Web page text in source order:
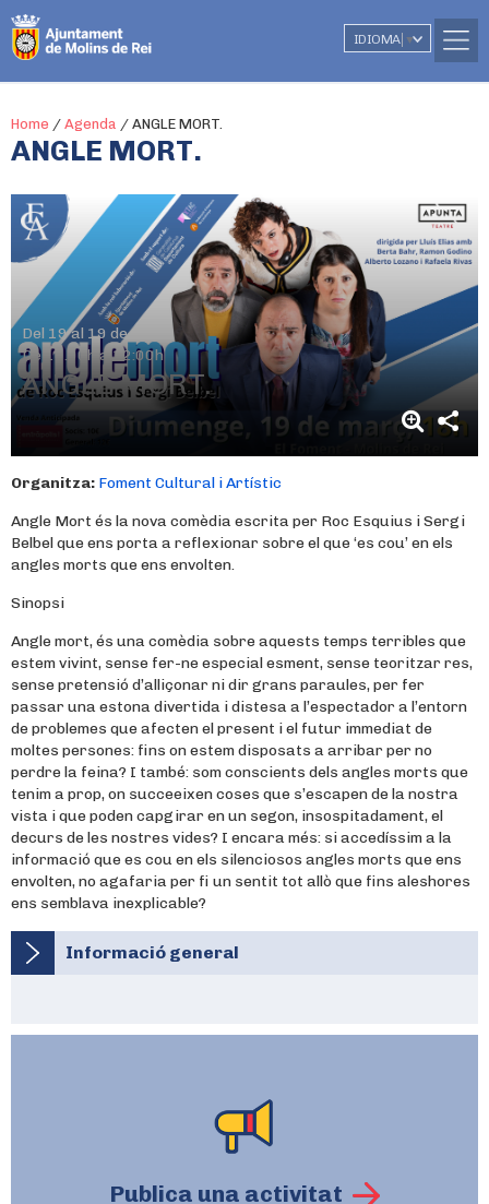
IDIOMA ▼
Home / Agenda / ANGLE MORT.
ANGLE MORT.
Del 19 al 19 de març
De 10.00h a 12:00h
ANGLE MORT.
Organitza: Foment Cultural i Artístic
Angle Mort és la nova comèdia escrita per Roc Esquius i Sergi
Belbel que ens porta a reflexionar sobre el que ‘es cou’ en els
angles morts que ens envolten.
Sinopsi
Angle mort, és una comèdia sobre aquests temps terribles que
estem vivint, sense fer-ne especial esment, sense teoritzar res,
sense pretensió d’alliçonar ni dir grans paraules, per fer
passar una estona divertida i distesa a l’espectador a l’entorn
de problemes que afecten el present i el futur immediat de
moltes persones: fins on estem disposats a arribar per no
perdre la feina? I també: som conscients dels angles morts que
tenim a prop, on succeeixen coses que s’escapen de la nostra
vista i que poden capgirar en un segon, insospitadament, el
decurs de les nostres vides? I encara més: si accedíssim a la
informació que es cou en els silenciosos angles morts que ens
envolten, no agafaria per fi un sentit tot allò que fins aleshores
ens semblava inexplicable?
Informació general
Publica una activitat